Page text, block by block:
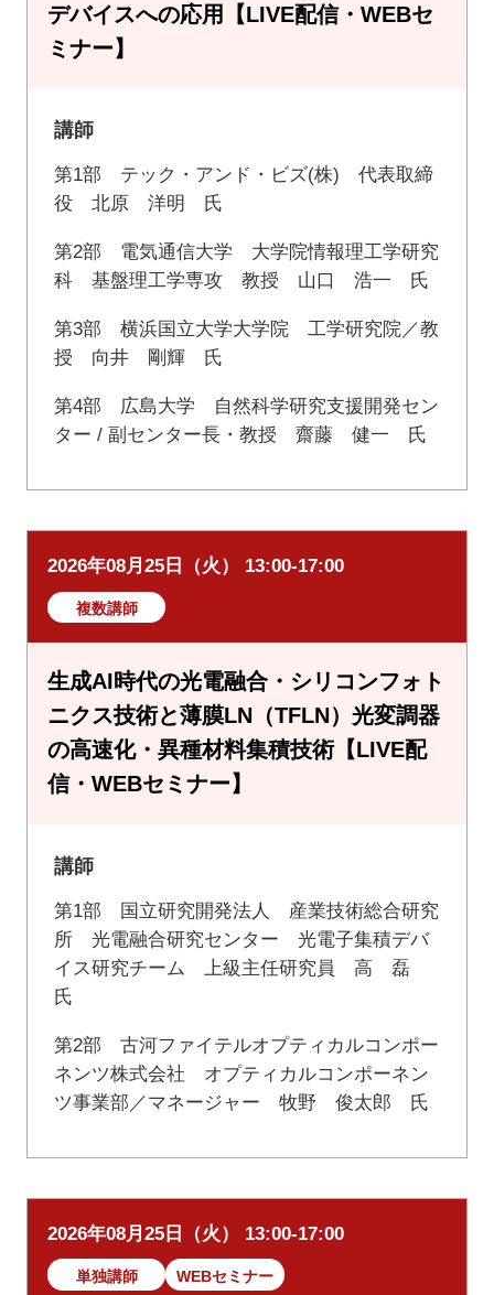
デバイスへの応用【LIVE配信・WEBセ
ミナー】
講師
第1部 テック・アンド・ビズ(株) 代表取締
役 北原 洋明 氏
第2部 電気通信大学 大学院情報理工学研究
科 基盤理工学専攻 教授 山口 浩一 氏
第3部 横浜国立大学大学院 工学研究院／教
授 向井 剛輝 氏
第4部 広島大学 自然科学研究支援開発セン
ター / 副センター長・教授 齋藤 健一 氏
2026年08月25日（火） 13:00-17:00
複数講師
生成AI時代の光電融合・シリコンフォト
ニクス技術と薄膜LN（TFLN）光変調器
の高速化・異種材料集積技術【LIVE配
信・WEBセミナー】
講師
第1部 国立研究開発法人 産業技術総合研究
所 光電融合研究センター 光電子集積デバ
イス研究チーム 上級主任研究員 高 磊
氏
第2部 古河ファイテルオプティカルコンポー
ネンツ株式会社 オプティカルコンポーネン
ツ事業部／マネージャー 牧野 俊太郎 氏
2026年08月25日（火） 13:00-17:00
単独講師 WEBセミナー